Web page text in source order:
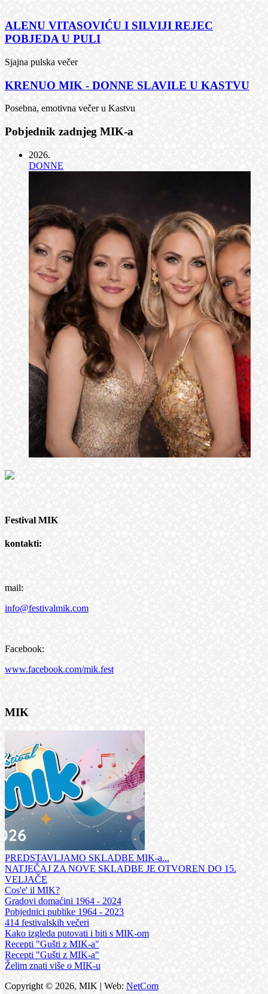
ALENU VITASOVIĆU I SILVIJI REJEC
POBJEDA U PULI
Sjajna pulska večer
KRENUO MIK - DONNE SLAVILE U KASTVU
Posebna, emotivna večer u Kastvu
Pobjednik zadnjeg MIK-a
2026.
DONNE
Festival MIK
kontakti:
mail:
info@festivalmik.com
Facebook:
www.facebook.com/mik.fest
MIK
PREDSTAVLJAMO SKLADBE MIK-a...
NATJEČAJ ZA NOVE SKLADBE JE OTVOREN DO 15.
VELJAČE
Cos'e' il MIK?
Gradovi domaćini 1964 - 2024
Pobjednici publike 1964 - 2023
414 festivalskih večeri
Kako izgleda putovati i biti s MIK-om
Recepti "Gušti z MIK-a"
Recepti "Gušti z MIK-a"
Želim znati više o MIK-u
Copyright © 2026, MIK | Web: NetCom